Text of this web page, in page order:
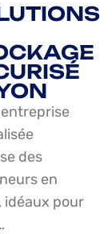
des
en
idéaux pour